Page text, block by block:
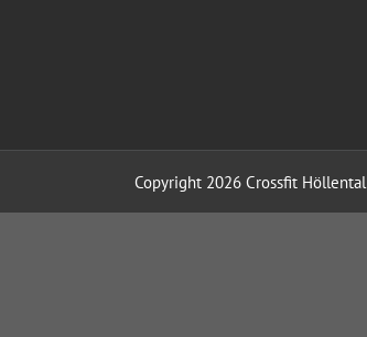
Copyright 2026 Crossfit Höllental